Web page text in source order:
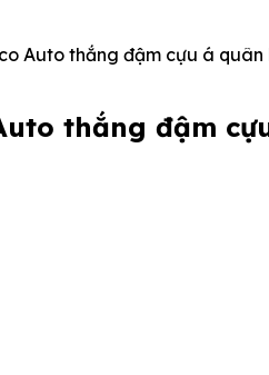
Auto thắng đậm cựu á
thắng đậm